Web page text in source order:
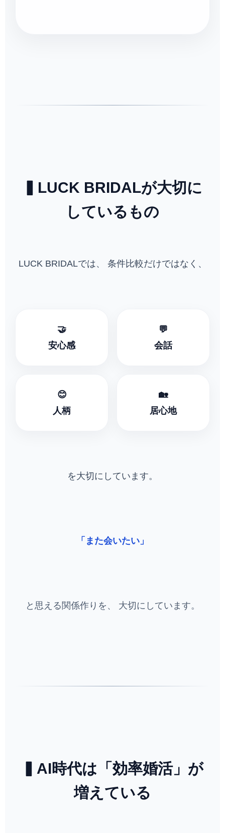
▍LUCK BRIDALが大切に
しているもの
LUCK BRIDALでは、 条件比較だけではなく、
🤝
安心感
💬
会話
😊
人柄
🏡
居心地
を大切にしています。
「また会いたい」
と思える関係作りを、 大切にしています。
▍AI時代は「効率婚活」が
増えている